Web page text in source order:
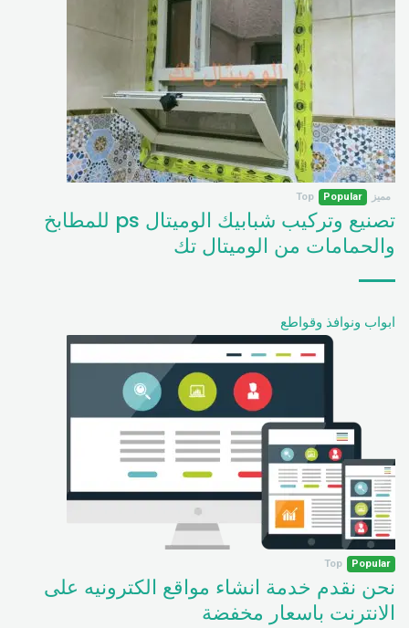
مميز Popular
Top
تصنيع وتركيب شبابيك الوميتال ps للمطابخ
والحمامات من الوميتال تك
ابواب ونوافذ وقواطع
Popular
Top
نحن نقدم خدمة انشاء مواقع الكترونيه على
الانترنت باسعار مخفضة